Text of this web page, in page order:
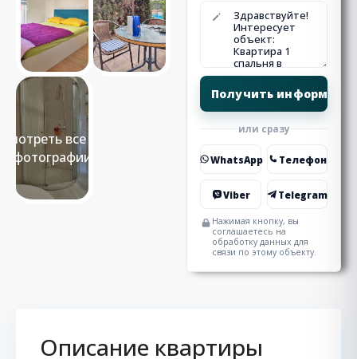
Смотреть все 13
фотографии
или сразу
WhatsApp Телефон
Viber Telegram
Нажимая кнопку, вы
соглашаетесь на
обработку данных для
связи по этому объекту.
Описание квартиры